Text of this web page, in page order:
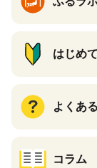
はじめ
よくあ
コラム